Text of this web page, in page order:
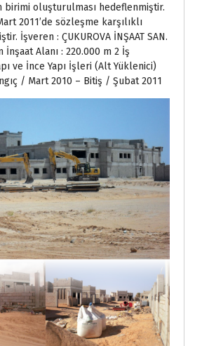
birimi oluşturulması hedeflenmiştir.
2011’de sözleşme karşılıklı
İşveren : ÇUKUROVA İNŞAAT SAN.
İnşaat Alanı : 220.000 m 2 İş
ve İnce Yapı İşleri (Alt Yüklenici)
/ Mart 2010 – Bitiş / Şubat 2011